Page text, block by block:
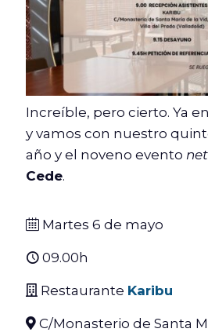
Increíble, pero cierto. Ya
y vamos con nuestro
año y el noveno evento
Cede.
Martes 6 de mayo
09.00h
Restaurante Karibu
C/Monasterio de Santa